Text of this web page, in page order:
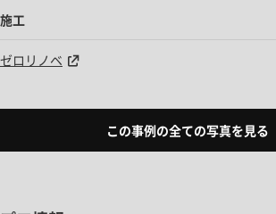
施工
ゼロリノベ
この事例の全ての写真を見る